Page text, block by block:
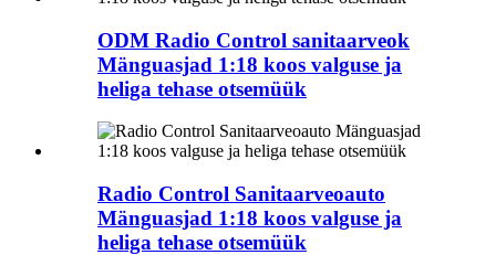
ODM Radio Control sanitaarveok
Mänguasjad 1:18 koos valguse ja
heliga tehase otsemüük
Radio Control Sanitaarveoauto
Mänguasjad 1:18 koos valguse ja
heliga tehase otsemüük